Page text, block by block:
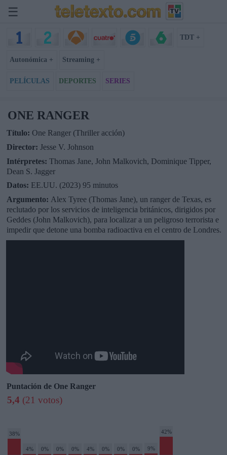
☰
TDT +
Autonómica + Streaming +
PELÍCULAS DEPORTES SERIES
ONE RANGER
Título: One Ranger (Thriller acción)
Director: Jesse V. Johnson
Intérpretes: Thomas Jane, John Malkovich, Dominique Tipper,
Dean S. Jagger
Datos: EE.UU. (2023) 95 minutos
Argumento: Alex Tyree (Thomas Jane), un ranger de Texas, es
reclutado por los servicios de inteligencia británicos, dirigidos por
Geddes (John Malkovich), para localizar a un peligroso terrorista e
impedir que detone una bomba radioactiva en el centro de Londres.
Puntación de One Ranger
5,4 (21 votos)
38%
4% 0% 0% 0% 4% 0% 0% 0% 9%
42%